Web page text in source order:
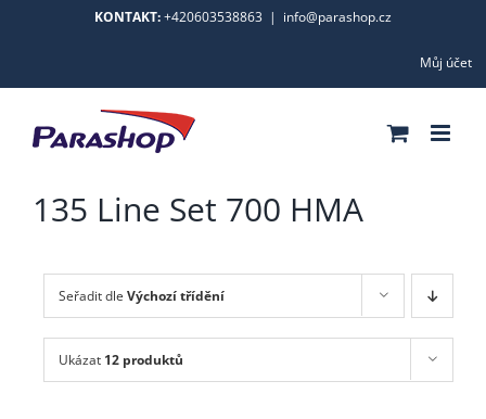
KONTAKT:+420603538863 | info@parashop.cz
Můj účet
135 Line Set 700 HMA
Seřadit dle Výchozí třídění
Ukázat 12 produktů